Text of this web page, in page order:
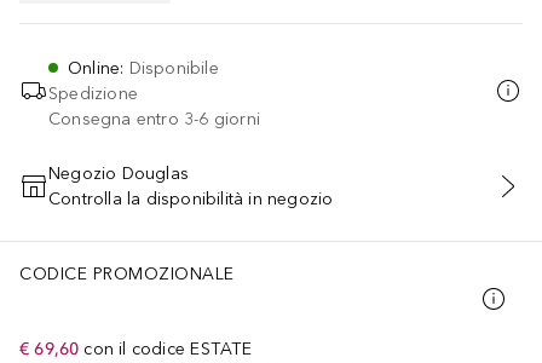
Online: Disponibile
Spedizione
Consegna entro 3-6 giorni
AGGIUNGI AL CARRELLO
Negozio Douglas
Controlla la disponibilità in negozio
CODICE PROMOZIONALE
€ 69,60 con il codice ESTATE